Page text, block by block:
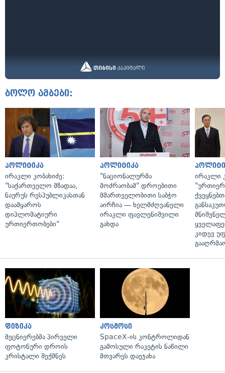
ბოლო ამბები:
პოლიტიკა
ირაკლი კობახიძე:
"საქართველო მზადაა,
ნაურუს რესპუბლიკასთან
დაამყაროს
დიპლომატიური
ურთიერთობები"
პოლიტიკა
"ნაციონალურმა
მოძრაობამ" დროებითი
მმართველობითი საბჭო
აირჩია — ხელმძღვანელი
ირაკლი ფავლენიშვილი
გახდა
ირაკლი
კიდევ
ფიზიკა
მეცნიერებმა პირველი
ფოტონური დროის
კრისტალი შექმნეს
კოსმოსი
SpaceX-ის კონტროლიდან
გამოსული რაკეტის ნაწილი
მთვარეს დაეჯახა